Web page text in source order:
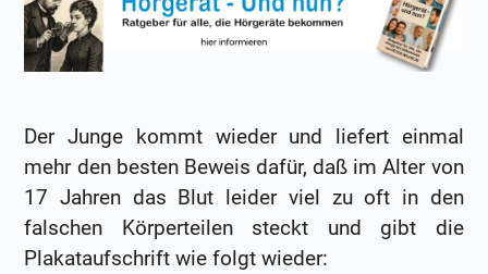
Der Junge kommt wieder und liefert einmal
mehr den besten Beweis dafür, daß im Alter von
17 Jahren das Blut leider viel zu oft in den
falschen Körperteilen steckt und gibt die
Plakataufschrift wie folgt wieder: